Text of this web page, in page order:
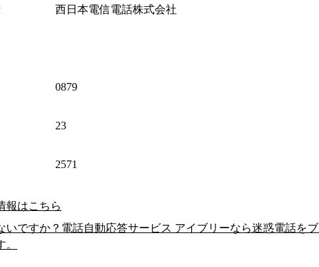
西日本電信電話株式会社
0879
23
2571
報はこちら
いですか？電話自動応答サービス アイブリーなら迷惑電話を